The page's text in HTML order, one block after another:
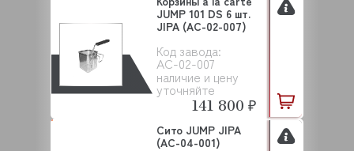
Код завода:
AC-02-007
наличие и цену
уточняйте
JUMP 101 DS 6 шт.
JIPA (AC-02-007)
141 800 ₽
Сито JUMP JIPA
(AC-04-001)